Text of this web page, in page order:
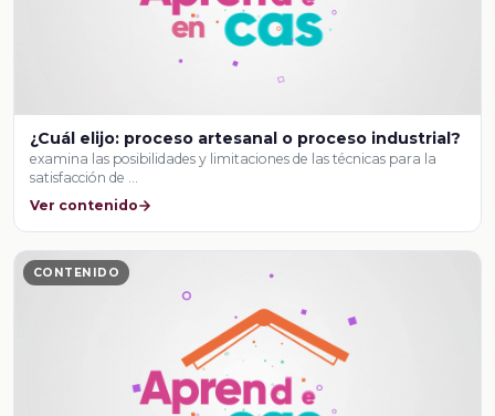
¿Cuál elijo: proceso artesanal o proceso industrial?
examina las posibilidades y limitaciones de las técnicas para la
satisfacción de …
Ver contenido
CONTENIDO